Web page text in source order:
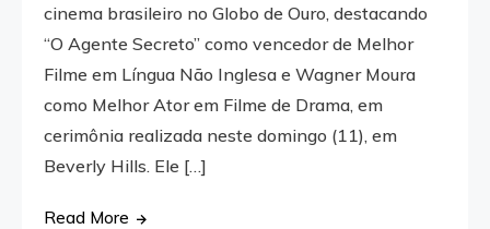
cinema brasileiro no Globo de Ouro, destacando
“O Agente Secreto” como vencedor de Melhor
Filme em Língua Não Inglesa e Wagner Moura
como Melhor Ator em Filme de Drama, em
cerimônia realizada neste domingo (11), em
Beverly Hills. Ele […]
Read More